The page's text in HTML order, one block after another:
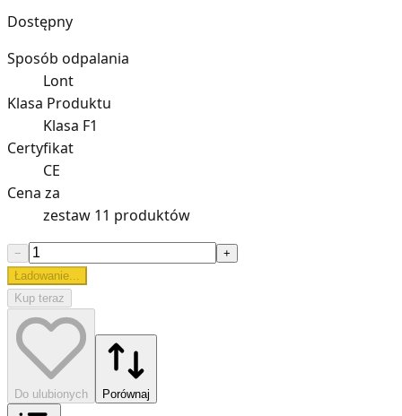
Dostępny
Sposób odpalania
Lont
Klasa Produktu
Klasa F1
Certyfikat
CE
Cena za
zestaw 11 produktów
−
+
Ładowanie...
Kup teraz
Do ulubionych Porównaj